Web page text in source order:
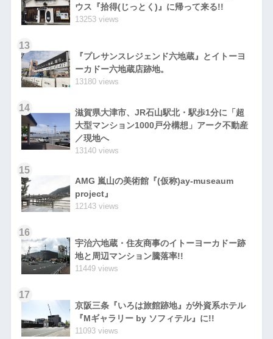
ウス『拾得(じっとく)』に帰って来る!!
13253 views
13
『プレサンスレジェンド六地蔵』とイトーヨ
ーカドー六地蔵店跡地。
13180 views
14
滋賀県大津市、JR石山駅北・駅歩1分に「超
大型マンション1000戸分構想」アーク不動産
／現地へ
13140 views
15
AMG 嵐山の美術館『(仮称)ay-museaum
project』
12143 views
16
宇治六地蔵・住友商事のイトーヨーカドー跡
地と周辺マンション騰落率!!
11449 views
17
京阪三条『いろは旅館跡地』が外資系ホテル
『Mギャラリー by ソフィテル』に!!
11093 views